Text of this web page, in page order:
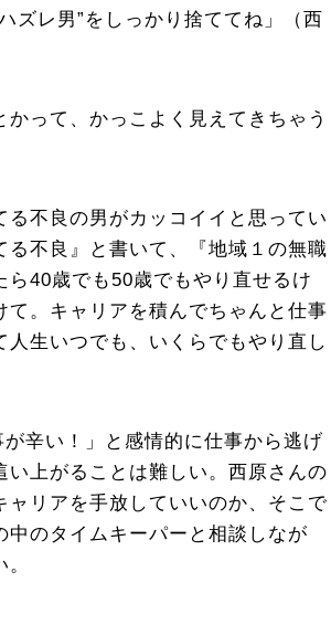
ズレ男”をしっかり捨ててね」（西
って、かっこよく見えてきちゃう
る不良の男がカッコイイと思ってい
不良』と書いて、『地域１の無職
40歳でも50歳でもやり直せるけ
。キャリアを積んでちゃんと仕事
生いつでも、いくらでもやり直し
辛い！」と感情的に仕事から逃げ
上がることは難しい。西原さんの
リアを手放していいのか、そこで
のタイムキーパーと相談しなが